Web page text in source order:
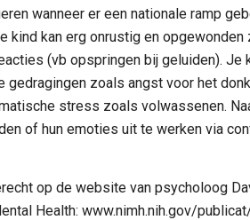
wanneer er een nationale ramp
kind kan erg onrustig en opgewonden
(vb opspringen bij geluiden). Je
zoals angst voor het
stress zoals volwassenen.
of hun emoties uit te werken via
op de website van psycholoog
Health: www.nimh.nih.gov/